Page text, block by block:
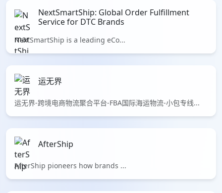
NextSmartShip: Global Order Fulfillment
Service for DTC Brands
NextSmartShip is a leading eCo...
运无界
运无界-跨境电商物流聚合平台-FBA国际海运物流-小包专线...
AfterShip
AfterShip pioneers how brands ...